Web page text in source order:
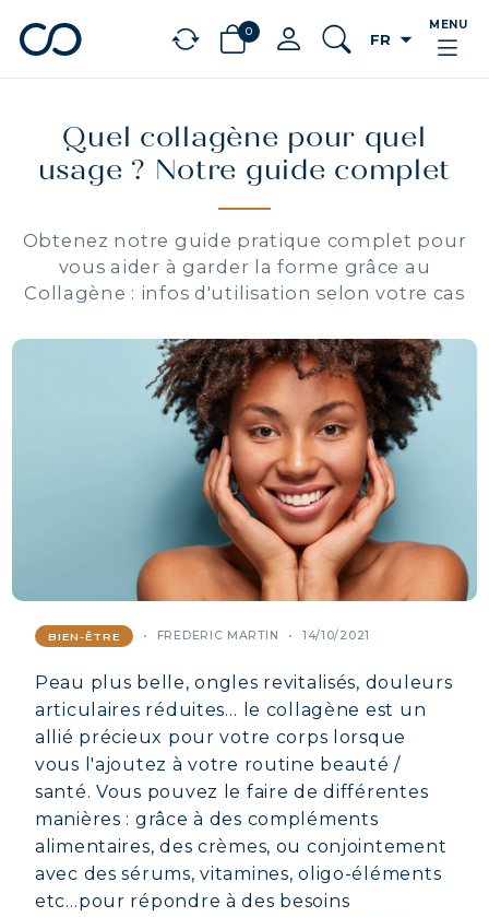
chevron_leftBÉNÉFICES
0 FR arrow_drop_down
MENU
Quel collagène pour quel
usage ? Notre guide complet
Obtenez notre guide pratique complet pour
vous aider à garder la forme grâce au
Collagène : infos d'utilisation selon votre cas
BIEN-ÊTRE FREDERIC MARTIN 14/10/2021
Peau plus belle, ongles revitalisés, douleurs
articulaires réduites… le collagène est un
allié précieux pour votre corps lorsque
vous l'ajoutez à votre routine beauté /
santé. Vous pouvez le faire de différentes
manières : grâce à des compléments
alimentaires, des crèmes, ou conjointement
avec des sérums, vitamines, oligo-éléments
etc…pour répondre à des besoins